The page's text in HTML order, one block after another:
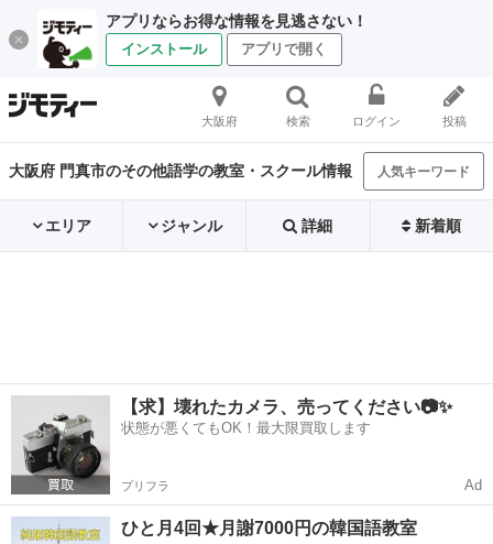
アプリならお得な情報を見逃さない！
インストール アプリで開く
大阪府 検索 ログイン 投稿
大阪府 門真市のその他語学の教室・スクール情報 人気キーワード
エリア ジャンル 詳細 新着順
【求】壊れたカメラ、売ってください📷✨
状態が悪くてもOK！最大限買取します
プリフラ Ad
ひと月4回★月謝7000円の韓国語教室